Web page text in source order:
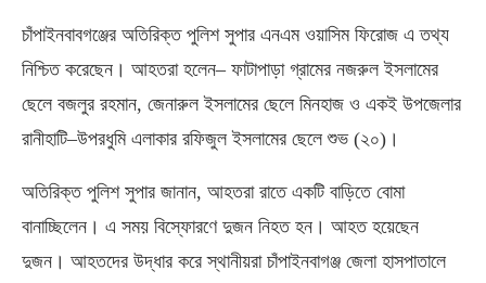
চাঁপাইনবাবগঞ্জের অতিরিক্ত পুলিশ সুপার এনএম ওয়াসিম ফিরোজ এ তথ্য
নিশ্চিত করেছেন। আহতরা হলেন– ফাটাপাড়া গ্রামের নজরুল ইসলামের
ছেলে বজলুর রহমান, জেনারুল ইসলামের ছেলে মিনহাজ ও একই উপজেলার
রানীহাটি–উপরধুমি এলাকার রফিজুল ইসলামের ছেলে শুভ (২০) ।
অতিরিক্ত পুলিশ সুপার জানান, আহতরা রাতে একটি বাড়িতে বোমা
বানাচ্ছিলেন। এ সময় বিস্ফোরণে দুজন নিহত হন। আহত হয়েছেন
দুজন। আহতদের উদ্ধার করে স্থানীয়রা চাঁপাইনবাগঞ্জ জেলা হাসপাতালে